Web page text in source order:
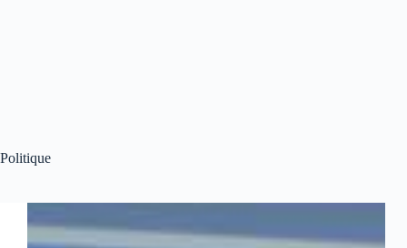
Politique